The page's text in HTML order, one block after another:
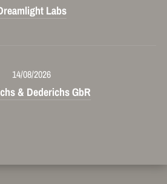
Labs
14/08/2026
& Dederichs GbR